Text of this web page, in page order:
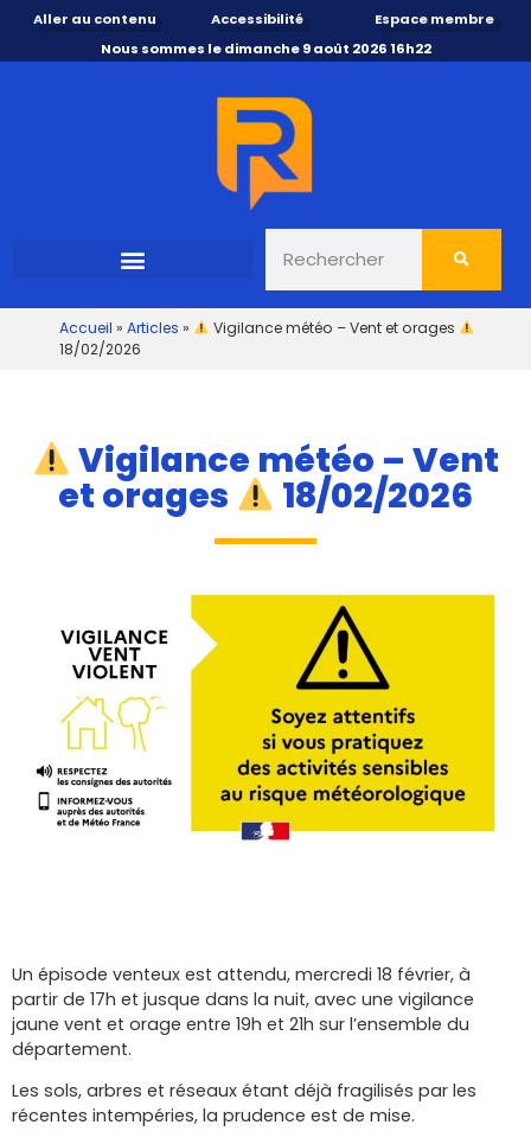
Aller au contenu Accessibilité
Espace membre
Nous sommes le dimanche 9 août 2026 16h22
Accueil » Articles »
Vigilance météo – Vent et orages
18/02/2026
Vigilance météo – Vent
et orages 18/02/2026
Un épisode venteux est attendu, mercredi 18 février, à
partir de 17h et jusque dans la nuit, avec une vigilance
jaune vent et orage entre 19h et 21h sur l’ensemble du
département.
Les sols, arbres et réseaux étant déjà fragilisés par les
récentes intempéries, la prudence est de mise.